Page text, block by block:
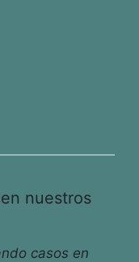
nuestros
casos en